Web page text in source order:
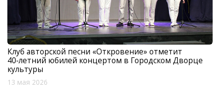
Клуб авторской песни «Откровение» отметит
40‑летний юбилей концертом в Городском Дворце
культуры
13 мая 2026